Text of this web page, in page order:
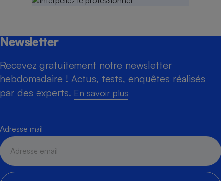
Newsletter
Recevez gratuitement notre newsletter
hebdomadaire ! Actus, tests, enquêtes réalisés
par des experts. En savoir plus
Adresse mail